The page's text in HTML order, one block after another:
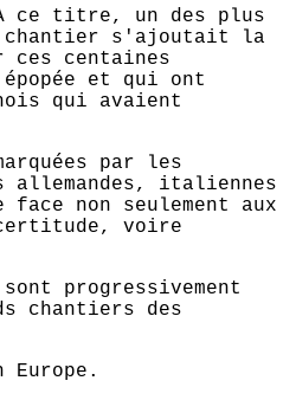
ce titre, un des plus
chantier s'ajoutait la
centaines
et qui ont
qui avaient
par les
italiennes
non seulement aux
voire
progressivement
chantiers des